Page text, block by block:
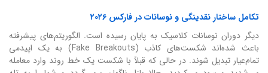
تکامل ساختار نقدینگی و نوسانات در فارکس ۲۰۲۶
دیگر دوران نوسانات کلاسیک به پایان رسیده است. الگوریتم‌های پیشرفته
باعث شده‌اند شکست‌های کاذب (Fake Breakouts) به یک اپیدمی
تمام‌عیار تبدیل شوند. در حالی که قبلاً با شکست یک خط روند وارد معامله